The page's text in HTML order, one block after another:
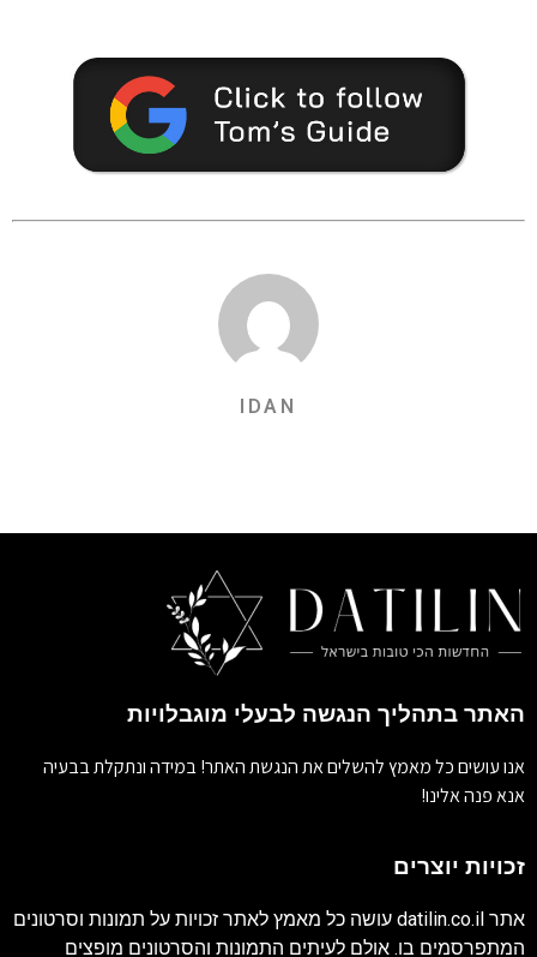
IDAN
האתר בתהליך הנגשה לבעלי מוגבלויות
אנו עושים כל מאמץ להשלים את הנגשת האתר! במידה ונתקלת בבעיה
אנא פנה אלינו!
זכויות יוצרים
אתר datilin.co.il עושה כל מאמץ לאתר זכויות על תמונות וסרטונים
המתפרסמים בו. אולם לעיתים התמונות והסרטונים מופצים